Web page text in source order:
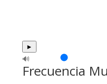
►
🔊
Frecuencia